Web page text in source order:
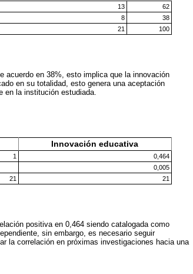
13
62
8
38
21 100
acuerdo en 38%, esto implica que la innovación
en su totalidad, esto genera una aceptación
en la institución estudiada.
Innovación educativa
1
0,464
0,005
21 21
positiva en 0,464 siendo catalogada como
sin embargo, es necesario seguir
la correlación en próximas investigaciones hacia una